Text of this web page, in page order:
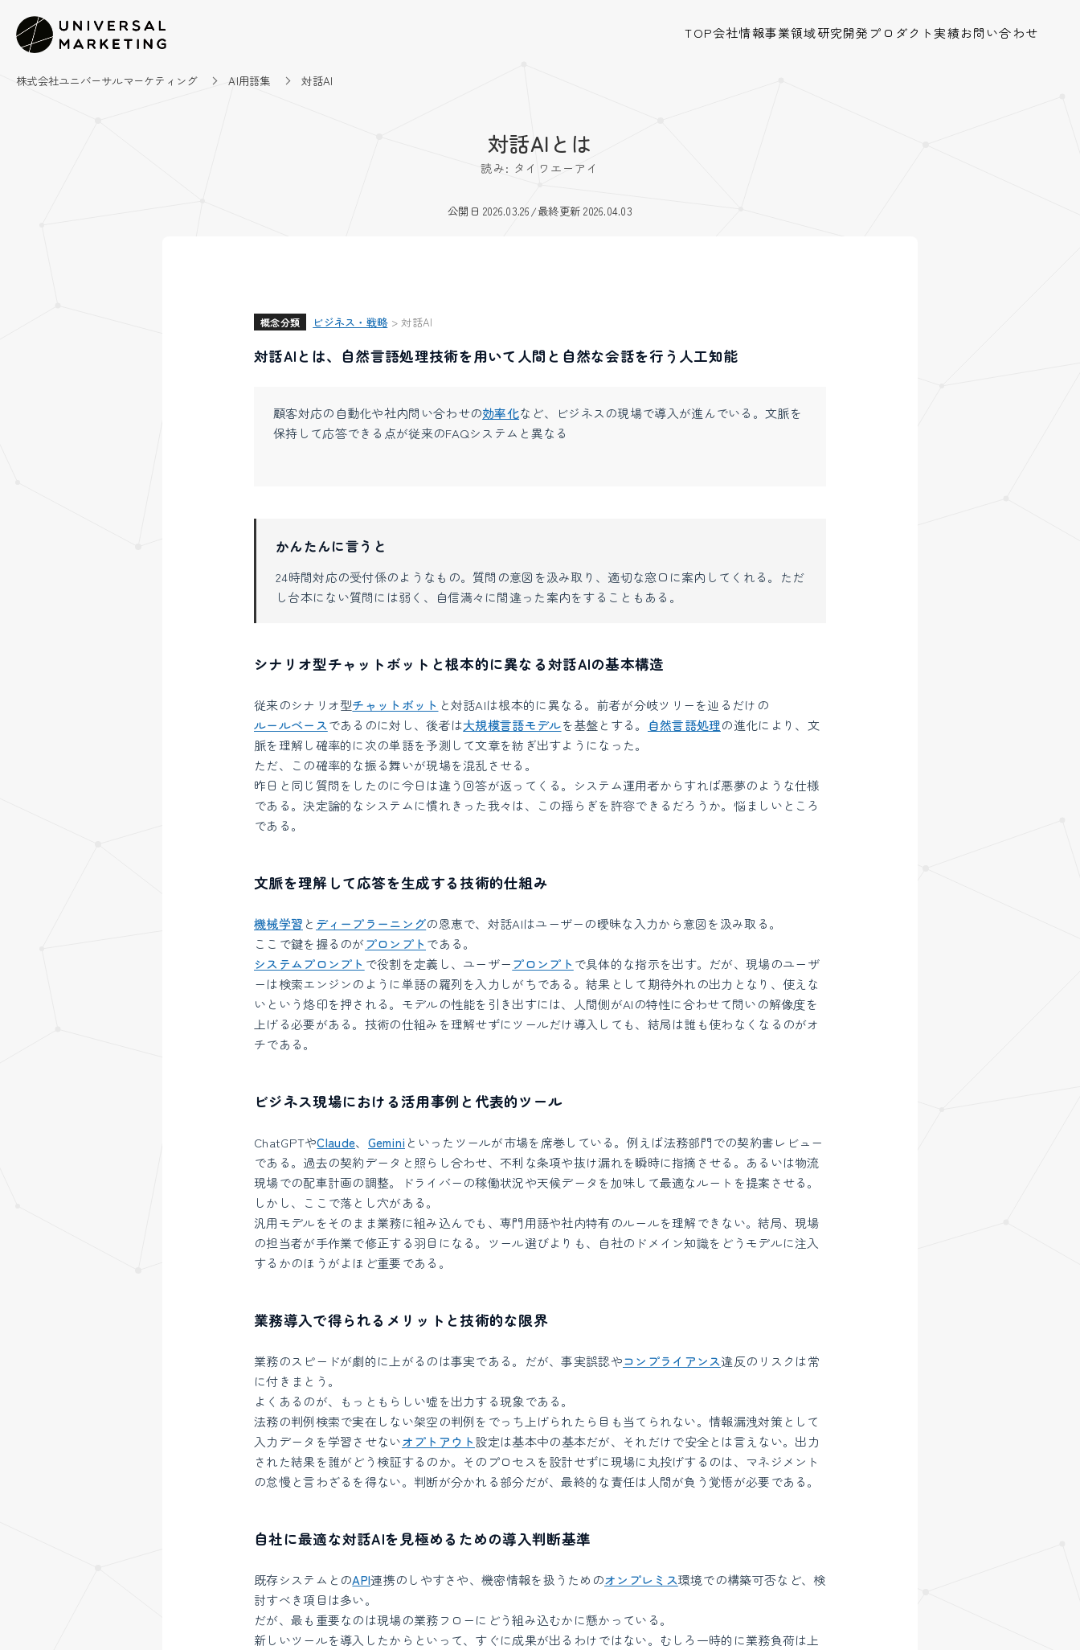
TOP会社情報事業領域研究開発 プロダクト 実績お問い合わせ
株式会社ユニバーサルマーケティング AI用語集 対話AI
対話AIとは
読み: タイワエーアイ
公開日 2026.03.26/最終更新 2026.04.03
概念分類 ビジネス・戦略>対話AI
対話AIとは、自然言語処理技術を用いて人間と自然な会話を行う人工知能
顧客対応の自動化や社内問い合わせの効率化など、ビジネスの現場で導入が進んでいる。文脈を
保持して応答できる点が従来のFAQシステムと異なる
かんたんに言うと
24時間対応の受付係のようなもの。質問の意図を汲み取り、適切な窓口に案内してくれる。ただ
し台本にない質問には弱く、自信満々に間違った案内をすることもある。
シナリオ型チャットボットと根本的に異なる対話AIの基本構造
従来のシナリオ型チャットボット と対話AIは根本的に異なる。前者が分岐ツリーを辿るだけの
ルールベースであるのに対し、後者は大規模言語モデルを基盤とする。 自然言語処理の進化により、文
脈を理解し確率的に次の単語を予測して文章を紡ぎ出すようになった。
ただ、この確率的な振る舞いが現場を混乱させる。
昨日と同じ質問をしたのに今日は違う回答が返ってくる。システム運用者からすれば悪夢のような仕様
である。決定論的なシステムに慣れきった我々は、この揺らぎを許容できるだろうか。悩ましいところ
である。
文脈を理解して応答を生成する技術的仕組み
機械学習 と ディープラーニングの恩恵で、対話AIはユーザーの曖昧な入力から意図を汲み取る。
ここで鍵を握るのがプロンプト である。
システムプロンプト で役割を定義し、ユーザープロンプト で具体的な指示を出す。だが、現場のユーザ
ーは検索エンジンのように単語の羅列を入力しがちである。結果として期待外れの出力となり、使えな
いという烙印を押される。モデルの性能を引き出すには、人間側がAIの特性に合わせて問いの解像度を
上げる必要がある。技術の仕組みを理解せずにツールだけ導入しても、結局は誰も使わなくなるのがオ
チである。
ビジネス現場における活用事例と代表的ツール
ChatGPTやClaude、 Gemini といったツールが市場を席巻している。例えば法務部門での契約書レビュー
である。過去の契約データと照らし合わせ、不利な条項や抜け漏れを瞬時に指摘させる。あるいは物流
現場での配車計画の調整。ドライバーの稼働状況や天候データを加味して最適なルートを提案させる。
しかし、ここで落とし穴がある。
汎用モデルをそのまま業務に組み込んでも、専門用語や社内特有のルールを理解できない。結局、現場
の担当者が手作業で修正する羽目になる。ツール選びよりも、自社のドメイン知識をどうモデルに注入
するかのほうがよほど重要である。
業務導入で得られるメリットと技術的な限界
業務のスピードが劇的に上がるのは事実である。だが、事実誤認やコンプライアンス違反のリスクは常
に付きまとう。
よくあるのが、もっともらしい嘘を出力する現象である。
法務の判例検索で実在しない架空の判例をでっち上げられたら目も当てられない。情報漏洩対策として
入力データを学習させないオプトアウト設定は基本中の基本だが、それだけで安全とは言えない。出力
された結果を誰がどう検証するのか。そのプロセスを設計せずに現場に丸投げするのは、マネジメント
の怠慢と言わざるを得ない。判断が分かれる部分だが、最終的な責任は人間が負う覚悟が必要である。
自社に最適な対話AIを見極めるための導入判断基準
既存システムとのAPI連携のしやすさや、機密情報を扱うためのオンプレミス環境での構築可否など、検
討すべき項目は多い。
だが、最も重要なのは現場の業務フローにどう組み込むかに懸かっている。
新しいツールを導入したからといって、すぐに成果が出るわけではない。むしろ一時的に業務負荷は上